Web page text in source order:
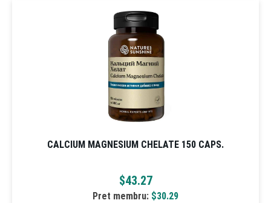
CALCIUM MAGNESIUM CHELATE 150 CAPS.
$43.27
Pret membru: $30.29